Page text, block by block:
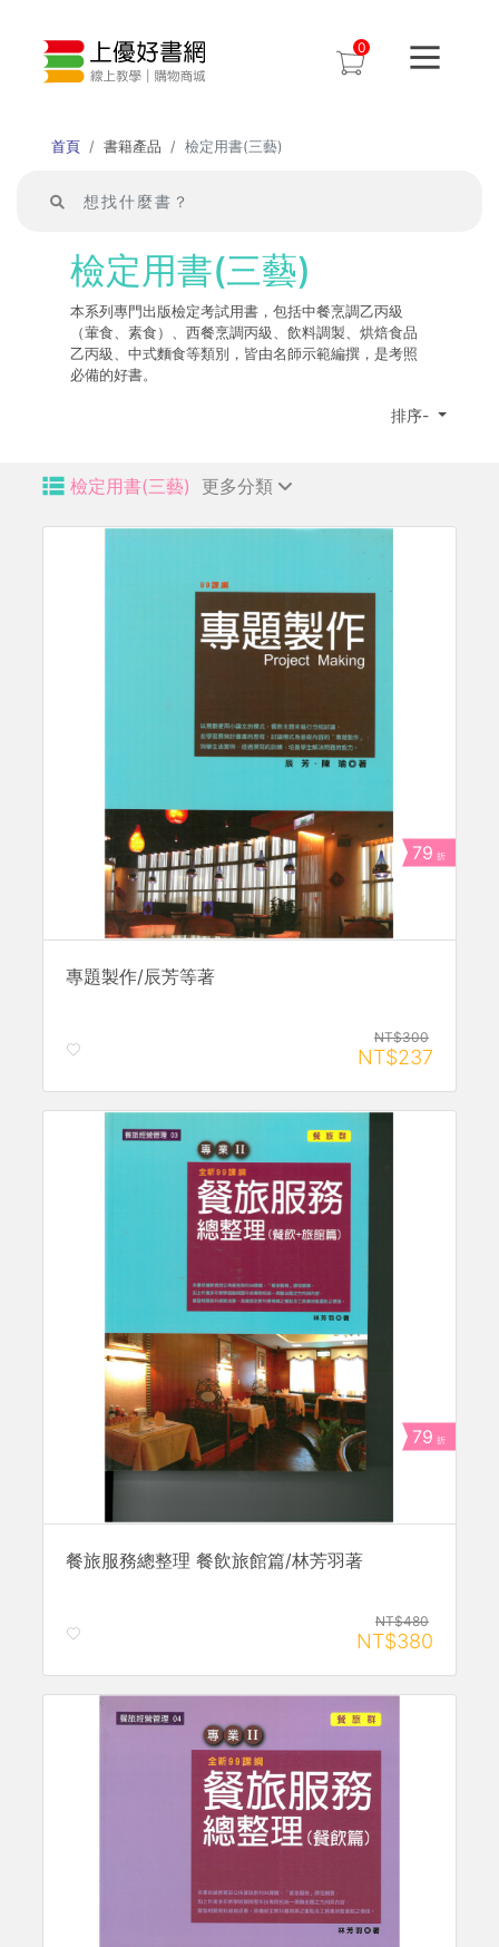
0
首頁 書籍產品 檢定用書(三藝)
檢定用書(三藝)
本系列專門出版檢定考試用書，包括中餐烹調乙丙級
（葷食、素食）、西餐烹調丙級、飲料調製、烘焙食品
乙丙級、中式麵食等類別，皆由名師示範編撰，是考照
必備的好書。
排序-
檢定用書(三藝) 更多分類
79 折
專題製作/辰芳等著
NT$300
NT$237
79 折
餐旅服務總整理 餐飲旅館篇/林芳羽著
NT$480
NT$380